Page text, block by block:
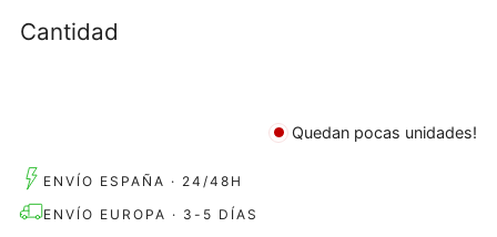
Cantidad
Quedan pocas unidades!
ENVÍO ESPAÑA · 24/48H
ENVÍO EUROPA · 3-5 DÍAS